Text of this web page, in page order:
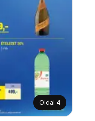
Oldal 4